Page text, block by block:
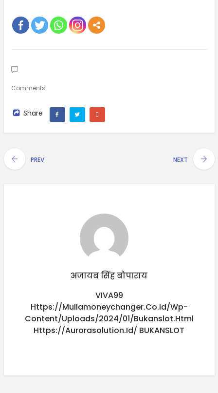
Comments
Share
PREV NEXT
अजायब सिंह बोपाराय
VIVA99
Https://muliamoneychanger.co.id/wp-
Content/uploads/2024/01/bukanslot.html
Https://aurorasolution.id/ BUKANSLOT